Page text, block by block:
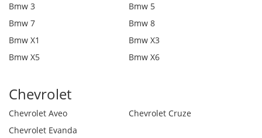
Bmw 3
Bmw 5
Bmw 7
Bmw 8
Bmw X1
Bmw X3
Bmw X5
Bmw X6
Chevrolet
Chevrolet Aveo
Chevrolet Cruze
Chevrolet Evanda